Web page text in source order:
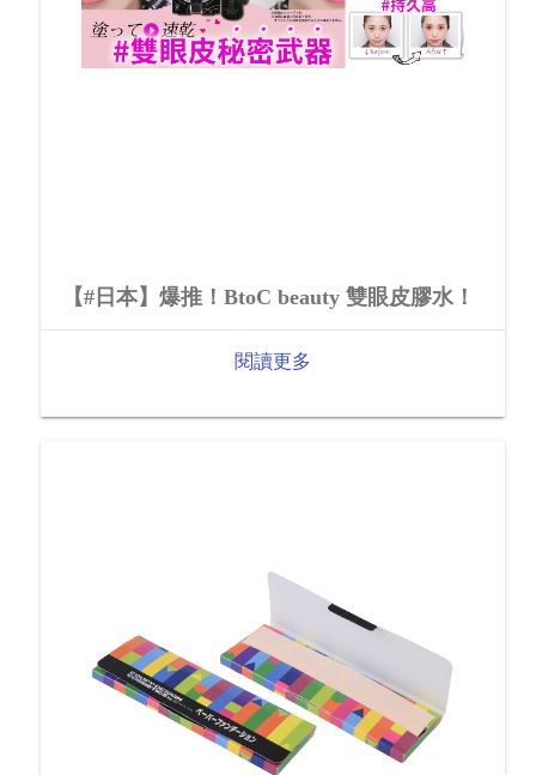
【#日本】爆推！BtoC beauty 雙眼皮膠水！
閱讀更多